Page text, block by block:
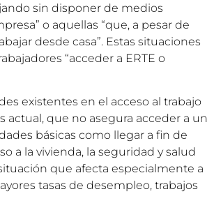
sin disponer de medios
o aquellas “que, a pesar de
desde casa”. Estas situaciones
“acceder a ERTE o
existentes en el acceso al trabajo
actual, que no asegura acceder a un
básicas como llegar a fin de
a la vivienda, la seguridad y salud
que afecta especialmente a
tasas de desempleo, trabajos